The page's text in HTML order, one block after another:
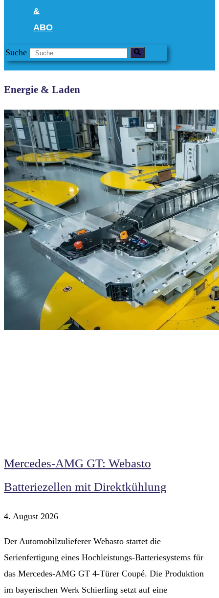
&
ABO
Suche
Energie & Laden
Mercedes-AMG GT: Webasto
Batteriezellen mit Direktkühlung
4. August 2026
Der Automobilzulieferer Webasto startet die
Serienfertigung eines Hochleistungs-Batteriesystems für
das Mercedes-AMG GT 4-Türer Coupé. Die Produktion
im bayerischen Werk Schierling setzt auf eine